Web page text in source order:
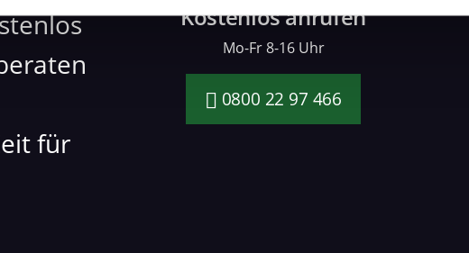
um Inhalte und Anzeigen zu personalisieren, Funktionen für
unsere Website zu analysieren. Außerdem geben wir Informationen zu
Partner für soziale Medien, Werbung und Analysen weiter. Unsere
haben. Sie geben Einwilligung zu unseren Cookies, wenn Sie
für
Kostenlos anrufen
Mo-Fr 8-16 Uhr
0800 22 97 466